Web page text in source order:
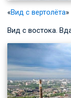
«Вид с вертолёта
Вид с востока.